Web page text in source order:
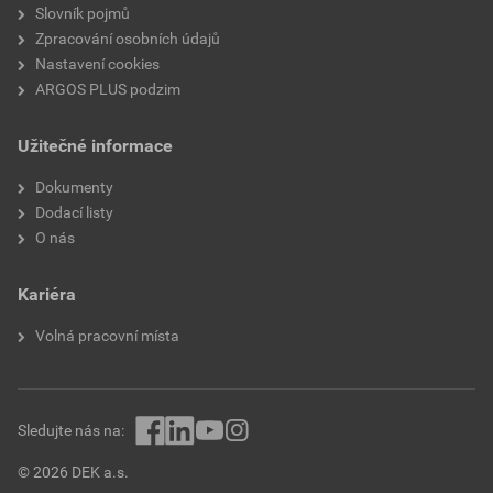
Slovník pojmů
Zpracování osobních údajů
Nastavení cookies
ARGOS PLUS podzim
Užitečné informace
Dokumenty
Dodací listy
O nás
Kariéra
Volná pracovní místa
© 2026 DEK a.s.
Sledujte nás na: